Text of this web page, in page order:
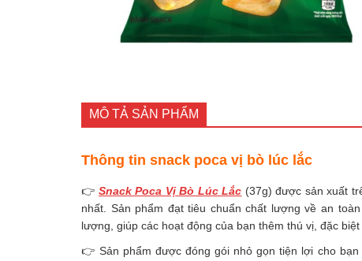
MÔ TẢ SẢN PHẨM
Thông tin snack poca vị bò lúc lắc
👉 Snack Poca Vị Bò Lúc Lắc (37g) được sản xuất
nhất. Sản phẩm đạt tiêu chuẩn chất lượng về an
lượng, giúp các hoạt động của bạn thêm thú vị, đặc
👉 Sản phẩm được đóng gói nhỏ gọn tiện lợi cho